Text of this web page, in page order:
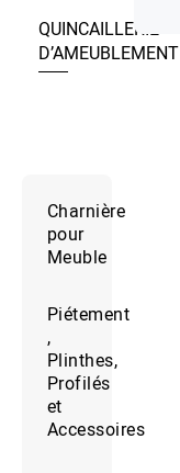
QUINCAILLERIE
D’AMEUBLEMENT
Charnière
pour
Meuble
Piétement
,
Plinthes,
Profilés
et
Accessoires